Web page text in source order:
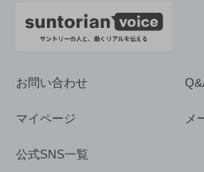
お問い合わせ
マイページ メ
公式SNS一覧